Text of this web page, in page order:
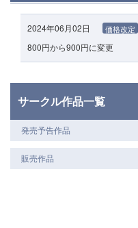
2024年06月02日 価格改定
800円から900円に変更
サークル作品一覧
発売予告作品
販売作品